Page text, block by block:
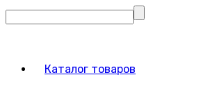
Каталог товаров